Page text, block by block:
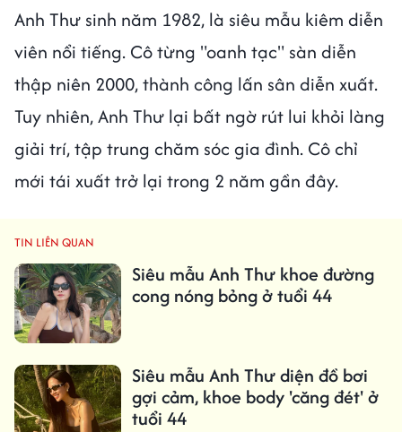
Anh Thư sinh năm 1982, là siêu mẫu kiêm diễn
viên nổi tiếng. Cô từng "oanh tạc" sàn diễn
thập niên 2000, thành công lấn sân diễn xuất.
Tuy nhiên, Anh Thư lại bất ngờ rút lui khỏi làng
giải trí, tập trung chăm sóc gia đình. Cô chỉ
mới tái xuất trở lại trong 2 năm gần đây.
TIN LIÊN QUAN
Siêu mẫu Anh Thư khoe đường
cong nóng bỏng ở tuổi 44
Siêu mẫu Anh Thư diện đồ bơi
gợi cảm, khoe body 'căng đét' ở
tuổi 44